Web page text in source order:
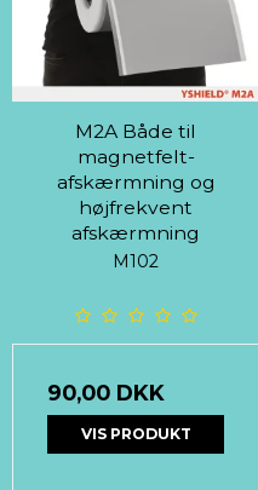
M2A Både til
magnetfelt-
afskærmning og
højfrekvent
afskærmning
M102
90,00 DKK
VIS PRODUKT